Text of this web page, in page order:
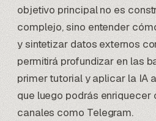
objetivo principal no es
complejo, sino entender
y sintetizar datos externos
permitirá profundizar en las
primer tutorial y aplicar la IA
que luego podrás enriquecer
canales como Telegram.